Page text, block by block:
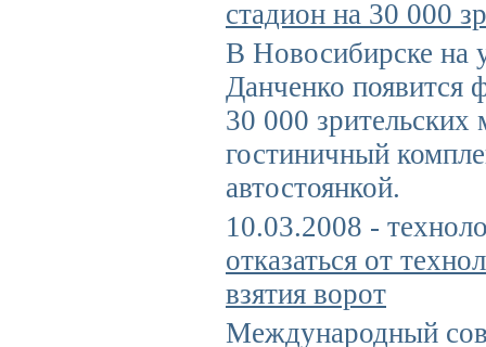
стадион на 30 000
В Новосибирске на
Данченко появится
30 000 зрительских
гостиничный
автостоянкой.
10.03.2008 -
отказаться от
взятия ворот
Международный